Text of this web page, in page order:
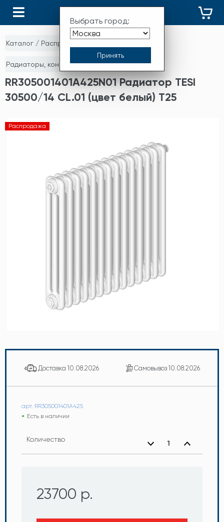
Выбрать город:
Каталог / Распродажа
Радиаторы, конвекторы и комплектующие
RR305001401A425N01 Радиатор TESI
30500/14 CL.01 (цвет белый) T25
Распродажа
Доставка 10.08.2026 Самовывоз 10.08.2026
арт. RR305001401A425
Есть в наличии
Количество
23700 р.